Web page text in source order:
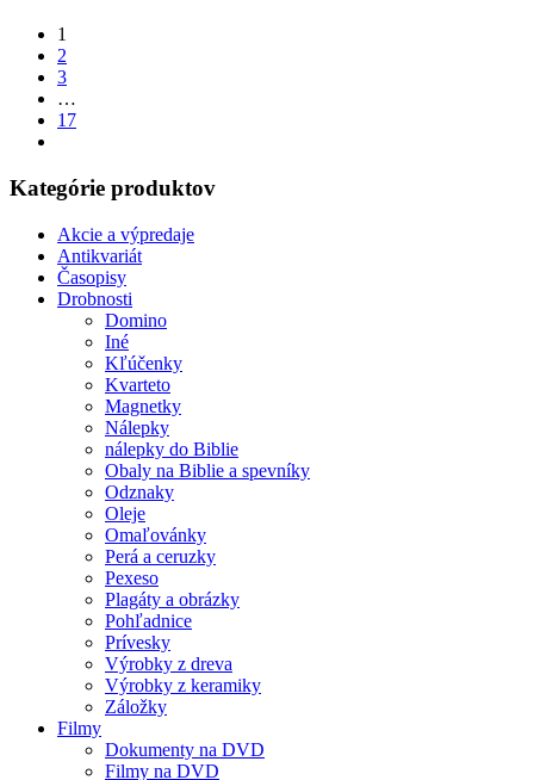
1
2
3
…
17
Kategórie produktov
Akcie a výpredaje
Antikvariát
Časopisy
Drobnosti
Domino
Iné
Kľúčenky
Kvarteto
Magnetky
Nálepky
nálepky do Biblie
Obaly na Biblie a spevníky
Odznaky
Oleje
Omaľovánky
Perá a ceruzky
Pexeso
Plagáty a obrázky
Pohľadnice
Prívesky
Výrobky z dreva
Výrobky z keramiky
Záložky
Filmy
Dokumenty na DVD
Filmy na DVD